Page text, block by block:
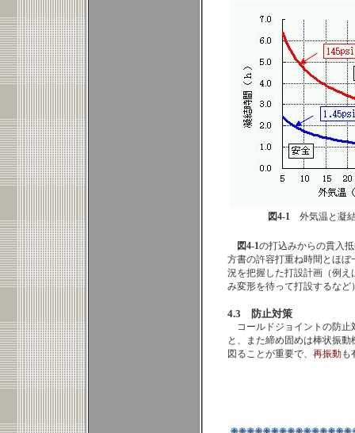
図4-1外気温と凝結
図4-1の打込みからの貫入
方書の許容打重ね時間とほ
況を把握した打設計画（例
み変形を待って打設するなど
4.3 防止対策
コールドジョイントの防
と、また締め固めは棒状振
図ることが重要で、 再振動も